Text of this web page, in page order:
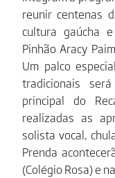
reunir centenas
cultura gaúcha
Pinhão Aracy
Um palco
tradicionais
principal do
realizadas as
solista vocal,
Prenda
(Colégio Rosa) e